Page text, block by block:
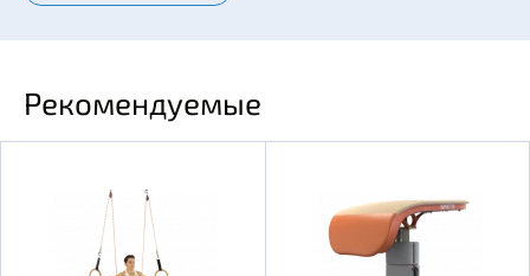
Рекомендуемые